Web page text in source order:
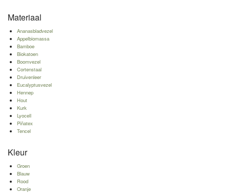
Materiaal
Ananasbladvezel
Appelbiomassa
Bamboe
Biokatoen
Boomvezel
Cortenstaal
Druivenleer
Eucalyptusvezel
Hennep
Hout
Kurk
Lyocell
Piñatex
Tencel
Kleur
Groen
Blauw
Rood
Oranje